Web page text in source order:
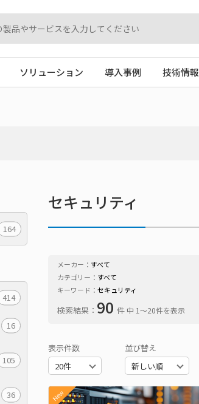
ソリューション 導入事例 技術情報
セキュリティ
メーカー： すべて
カテゴリー： すべて
キーワード： セキュリティ
検索結果： 90 件 中 1〜20件を表示
表示件数 並び替え
New
164
414
16
105
36